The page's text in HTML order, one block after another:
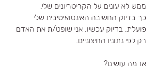
ממש לא עונים על הקריטריונים שלי.
כך בדיוק החשיבה האינטואיטיבית שלי
פועלת. בדיוק עכשיו. אני שופט/ת את האדם
רק לפי נתוניו החיצוניים.
אז מה עושים?